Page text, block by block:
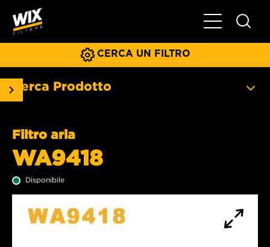
Menu
CERCA UN FILTRO
Cerca Prodotto
Filtro aria
WA9418
Disponibile